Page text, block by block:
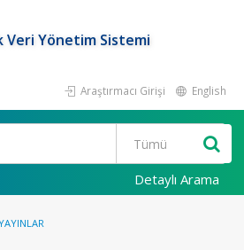
Veri Yönetim Sistemi
Araştırmacı Girişi English
Detaylı Arama